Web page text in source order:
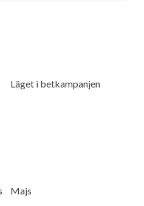
Läget i betkampanjen
Majs